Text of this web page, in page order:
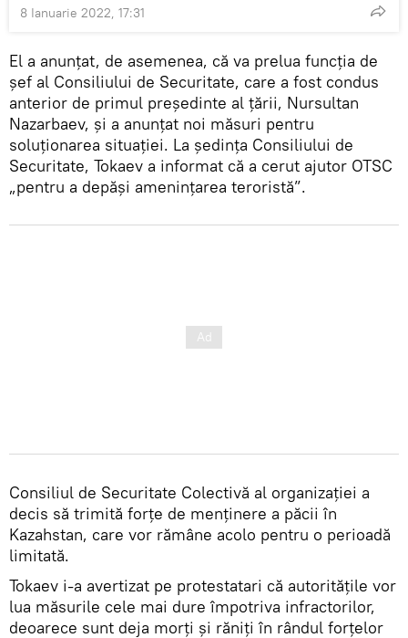
8 Ianuarie 2022, 17:31
El a anunțat, de asemenea, că va prelua funcția de
șef al Consiliului de Securitate, care a fost condus
anterior de primul președinte al țării, Nursultan
Nazarbaev, și a anunțat noi măsuri pentru
soluționarea situației. La ședința Consiliului de
Securitate, Tokaev a informat că a cerut ajutor OTSC
„pentru a depăși amenințarea teroristă”.
Consiliul de Securitate Colectivă al organizației a
decis să trimită forțe de menținere a păcii în
Kazahstan, care vor rămâne acolo pentru o perioadă
limitată.
Tokaev i-a avertizat pe protestatari că autoritățile vor
lua măsurile cele mai dure împotriva infractorilor,
deoarece sunt deja morți și răniți în rândul forțelor